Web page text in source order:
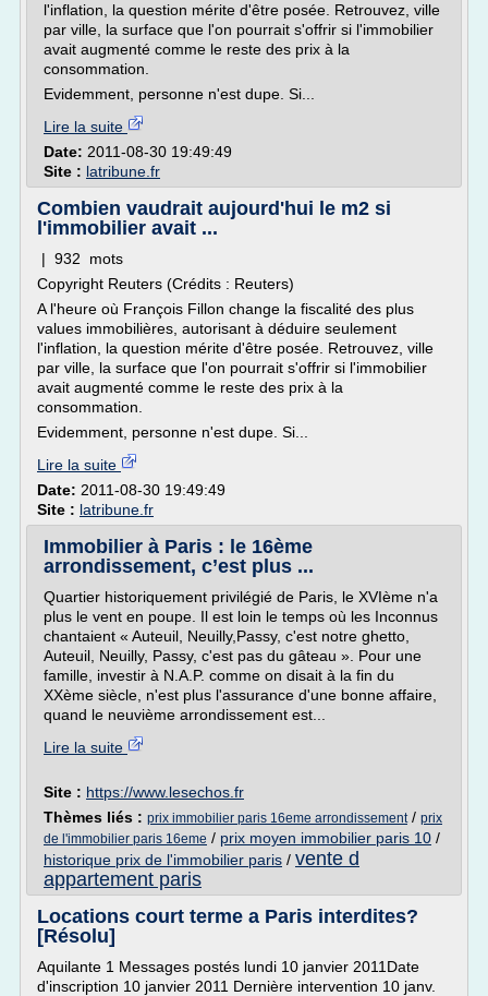
l'inflation, la question mérite d'être posée. Retrouvez, ville
par ville, la surface que l'on pourrait s'offrir si l'immobilier
avait augmenté comme le reste des prix à la
consommation.
Evidemment, personne n'est dupe. Si...
Lire la suite
Date: 2011-08-30 19:49:49
Site : latribune.fr
Combien vaudrait aujourd'hui le m2 si
l'immobilier avait ...
| 932 mots
Copyright Reuters (Crédits : Reuters)
A l'heure où François Fillon change la fiscalité des plus
values immobilières, autorisant à déduire seulement
l'inflation, la question mérite d'être posée. Retrouvez, ville
par ville, la surface que l'on pourrait s'offrir si l'immobilier
avait augmenté comme le reste des prix à la
consommation.
Evidemment, personne n'est dupe. Si...
Lire la suite
Date: 2011-08-30 19:49:49
Site : latribune.fr
Immobilier à Paris : le 16ème
arrondissement, c’est plus ...
Quartier historiquement privilégié de Paris, le XVIème n'a
plus le vent en poupe. Il est loin le temps où les Inconnus
chantaient « Auteuil, Neuilly,Passy, c'est notre ghetto,
Auteuil, Neuilly, Passy, c'est pas du gâteau ». Pour une
famille, investir à N.A.P. comme on disait à la fin du
XXème siècle, n'est plus l'assurance d'une bonne affaire,
quand le neuvième arrondissement est...
Lire la suite
Site : https://www.lesechos.fr
Thèmes liés : prix immobilier paris 16eme arrondissement/ prix
de l'immobilier paris 16eme / prix moyen immobilier paris 10 /
historique prix de l'immobilier paris / vente d
appartement paris
Locations court terme a Paris interdites?
[Résolu]
Aquilante 1 Messages postés lundi 10 janvier 2011Date
d'inscription 10 janvier 2011 Dernière intervention 10 janv.